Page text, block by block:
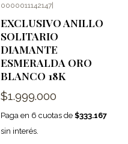
0000011142147
EXCLUSIVO ANILLO
SOLITARIO
DIAMANTE
ESMERALDA ORO
BLANCO 18K
$1.999.000
Paga en 6 cuotas de $333.167
sin interés.